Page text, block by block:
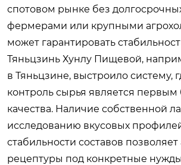
спотовом рынке без
фермерами или крупными
может гарантировать
Тяньцзинь Хунлу Пищевой,
в Тяньцзине, выстроило систему,
контроль сырья является первым
качества. Наличие собственной
исследованию вкусовых
стабильности составов
рецептуры под конкретные